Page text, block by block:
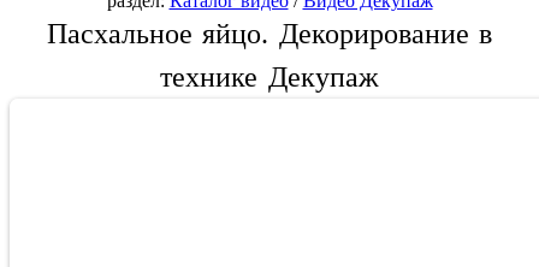
Пасхальное яйцо. Декорирование в
технике Декупаж